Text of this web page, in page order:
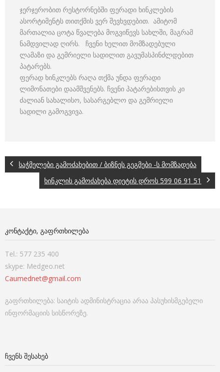
ჯერჯერობით რესტორნებში ფერადი ხინკლების
ასორტიმენტს თითქმის ვერ შევხვდებით. ამიტომ
მართალია ცოტა წვალება მოგვიწევს სახლში, მაგრამ
ნამდვილად ღირს. ჩვენი ხელით მომზადებული
ლამაზი და გემრიელი სადილით გავუმასპინძლდებით
პატარებს.
ფერად ხინკლებს რაღა თქმა უნდა ფერადი
ლიმონათები დაამშვენებს. ჩვენი პატარებისთვის კი
ძალიან სახალისო, სასარგებლო და გემრიელი
სადილი გამოგვივა.
საჭმელები გამოძახებით / ბიზნეს გეგმები -ს მომზადება
ხინკლის გამოძახება დიეტის დროს 599 06 91 51
ᲙᲝᲜᲢᲐᲥᲢᲘ, ᲒᲐᲤᲠᲗᲮᲘᲚᲔᲑᲐ
Tel.: 577 235 400
skype: Medgeo.net
Caumednet@gmail.com
გაფრთხილება: საიტის ადმინისტრაცია არაა პასუხისმგებელი
ინფორმაციის სისწორეზე.
ᲩᲕᲔᲜᲡ ᲨᲔᲡᲐᲮᲔᲑ